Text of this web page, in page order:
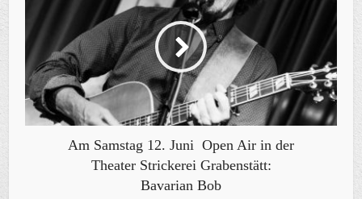
Am Samstag 12. Juni Open Air in der
Theater Strickerei Grabenstätt:
Bavarian Bob